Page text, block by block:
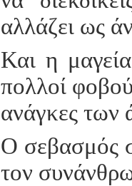
αλλάζει ως
Και η
πολλοί
ανάγκες των
Ο σεβασμός
τον